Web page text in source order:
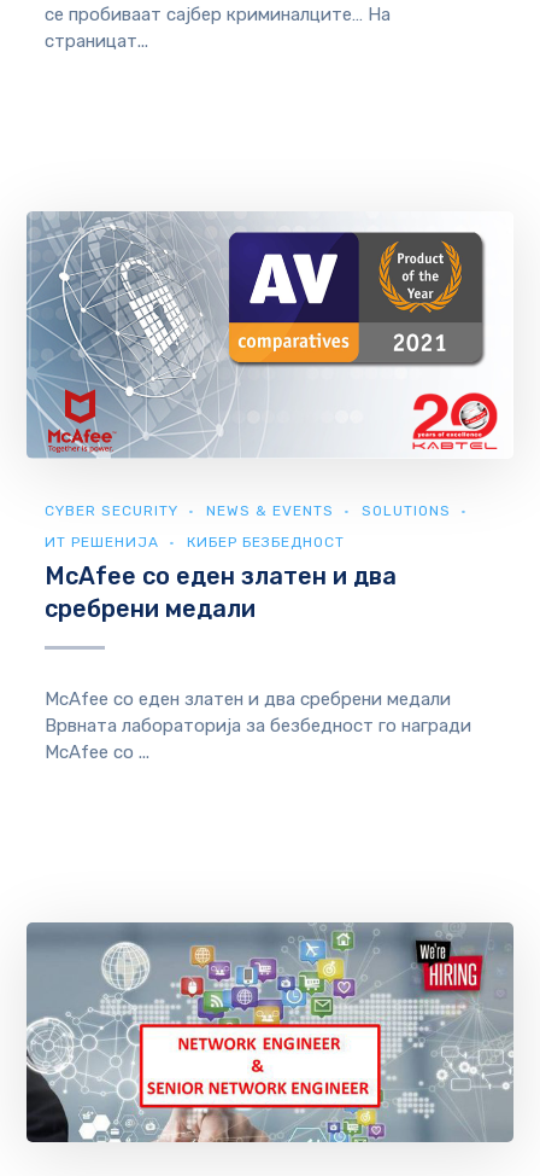
се пробиваат сајбер криминалците… На
страницат...
CYBER SECURITY NEWS & EVENTS
SOLUTIONS
ИТ РЕШЕНИЈА
КИБЕР БЕЗБЕДНОСТ
McAfee со еден златен и два
сребрени медали
McAfee со еден златен и два сребрени медали
Врвната лабораторија за безбедност го награди
McAfee со ...